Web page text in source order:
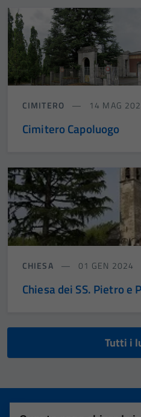
CIMITERO 14 MAG
Cimitero Capoluogo
CHIESA 01 GEN 2024
Chiesa dei SS. Pietro e
Tutti i